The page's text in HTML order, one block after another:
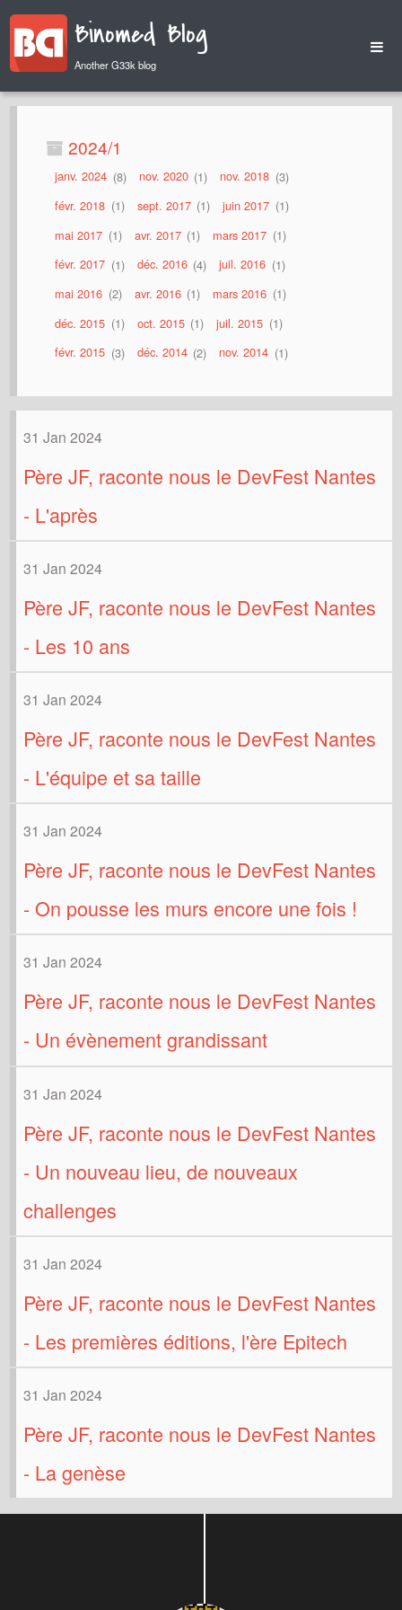
Binomed Blog
Another G33k blog
Home
2024/1
janv. 2024 8 nov. 2020 1 nov. 2018 3
févr. 2018 1 sept. 2017 1 juin 2017 1
mai 2017 1 avr. 2017 1 mars 2017 1
févr. 2017 1 déc. 2016 4 juil. 2016 1
mai 2016 2 avr. 2016 1 mars 2016 1
déc. 2015 1 oct. 2015 1 juil. 2015 1
févr. 2015 3 déc. 2014 2 nov. 2014 1
31 Jan 2024
Père JF, raconte nous le DevFest Nantes
- L'après
31 Jan 2024
Père JF, raconte nous le DevFest Nantes
- Les 10 ans
31 Jan 2024
Père JF, raconte nous le DevFest Nantes
- L'équipe et sa taille
31 Jan 2024
Père JF, raconte nous le DevFest Nantes
- On pousse les murs encore une fois !
31 Jan 2024
Père JF, raconte nous le DevFest Nantes
- Un évènement grandissant
31 Jan 2024
Père JF, raconte nous le DevFest Nantes
- Un nouveau lieu, de nouveaux
challenges
31 Jan 2024
Père JF, raconte nous le DevFest Nantes
- Les premières éditions, l'ère Epitech
31 Jan 2024
Père JF, raconte nous le DevFest Nantes
- La genèse